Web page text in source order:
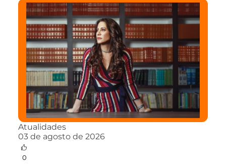
Atualidades
03 de agosto de 2026
0